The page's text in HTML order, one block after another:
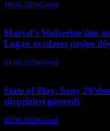
18.06.2026Genel
Marvel's Wolverine'den
Logan avcıların peşine
04.06.2026Genel
State of Play: Sony
sürprizleri gösterdi
03.06.2026Genel